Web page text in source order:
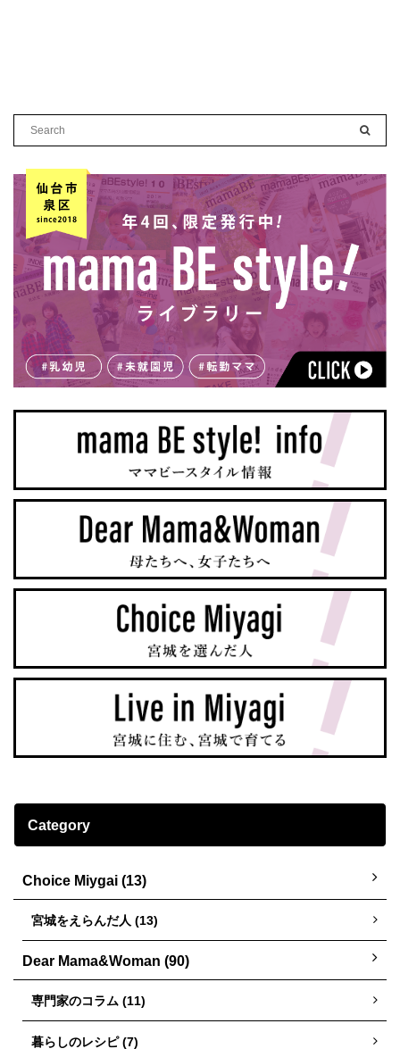
Category
Choice Miygai (13)
宮城をえらんだ人 (13)
Dear Mama&Woman (90)
専門家のコラム (11)
暮らしのレシピ (7)